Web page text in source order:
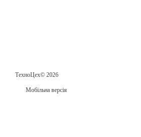
ТехноЦех© 2026
Мобільна версія